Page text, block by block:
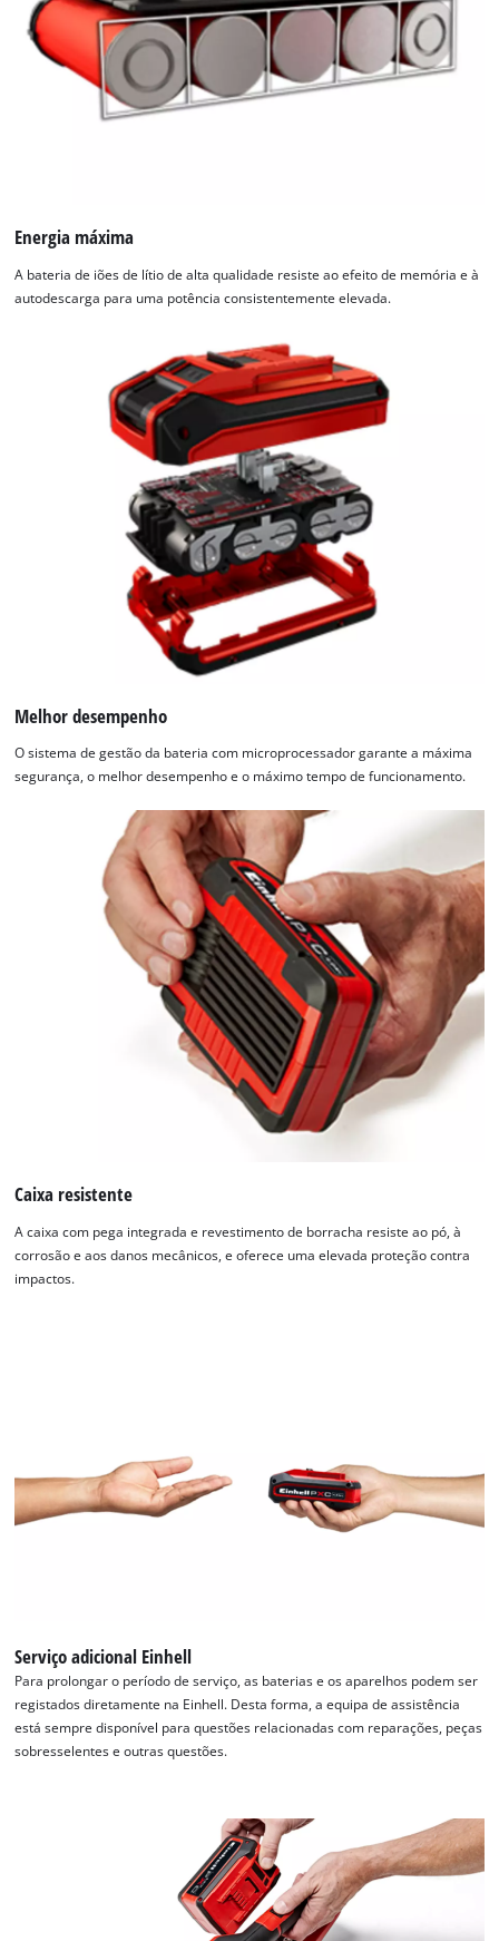
carregar o serviço Google Maps!
This content is not permitted to load due
to trackers that are not disclosed to the
visitor. The website owner needs to setup
Powered by Usercentrics Consent
Management Platform
Energia máxima
A bateria de iões de lítio de alta qualidade resiste ao efeito de memória e à
autodescarga para uma potência consistentemente elevada.
Melhor desempenho
O sistema de gestão da bateria com microprocessador garante a máxima
segurança, o melhor desempenho e o máximo tempo de funcionamento.
Caixa resistente
A caixa com pega integrada e revestimento de borracha resiste ao pó, à
corrosão e aos danos mecânicos, e oferece uma elevada proteção contra
impactos.
Serviço adicional Einhell
Para prolongar o período de serviço, as baterias e os aparelhos podem ser
registados diretamente na Einhell. Desta forma, a equipa de assistência
está sempre disponível para questões relacionadas com reparações, peças
sobresselentes e outras questões.